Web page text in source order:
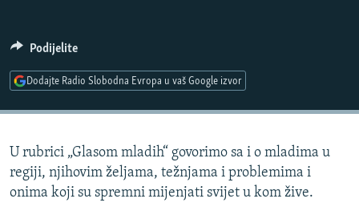
DNEVNO@RSE
SPECIJALI RSE
POPLAVE I KLIZIŠTA U BIH 2024.
TV LIBERTY
PRATITE NAS
Sve RFE/RL stranice
Podijelite
Dodajte Radio Slobodna Evropa u vaš Google izvor
U rubrici „Glasom mladih“ govorimo sa i o mladima u
regiji, njihovim željama, težnjama i problemima i
onima koji su spremni mijenjati svijet u kom žive.